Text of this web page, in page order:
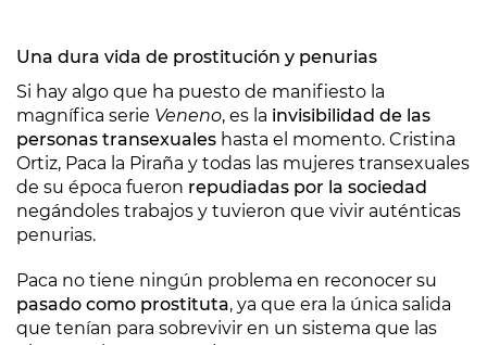
Una dura vida de prostitución y penurias
Si hay algo que ha puesto de manifiesto la
magnífica serie Veneno, es la invisibilidad de las
personas transexuales hasta el momento. Cristina
Ortiz, Paca la Piraña y todas las mujeres transexuales
de su época fueron repudiadas por la sociedad
negándoles trabajos y tuvieron que vivir auténticas
penurias.
Paca no tiene ningún problema en reconocer su
pasado como prostituta, ya que era la única salida
que tenían para sobrevivir en un sistema que las